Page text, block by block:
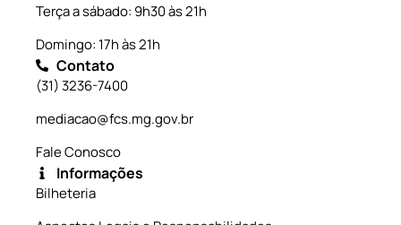
Terça a sábado: 9h30 às 21h
Domingo: 17h às 21h
Contato
(31) 3236-7400
mediacao@fcs.mg.gov.br
Fale Conosco
Informações
Bilheteria